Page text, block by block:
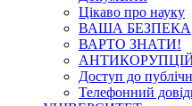
Цікаво про науку
ВАША БЕЗПЕКА
ВАРТО ЗНАТИ!
Доступ до
Телефонний